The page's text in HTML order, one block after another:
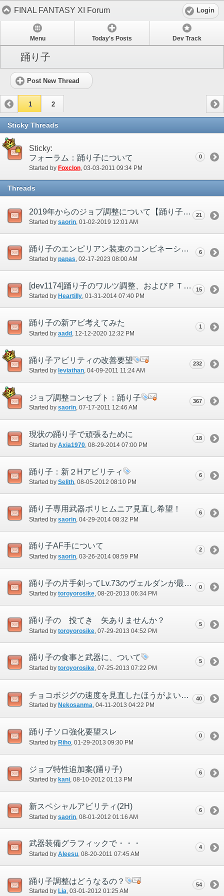
FINAL FANTASY XI Forum Login
Menu Today's Posts Dev Track
踊り子
Post New Thread
1 2
Sticky Threads
Sticky:
フォーラム：踊り子について
Started by Foxclon‎, 03-03-2011 09:34 PM
0
Threads
2019年からのジョブ調整について【踊り子】
Started by saorin ‎, 01-02-2019 12:01 AM
21
踊り子のエンピリアン装束のコンビネーションについて
Started by papas‎, 02-17-2023 08:00 AM
6
[dev1174]踊り子のワルツ調整、およびＰＴで活躍するための調整に関して
Started by Heartilly‎, 01-31-2014 07:40 PM
15
踊り子の新アビ考えてみた
Started by aadd ‎, 12-12-2020 12:32 PM
1
踊り子アビリティの改善要望
Started by leviathan‎, 04-09-2011 11:24 AM
232
ジョブ調整コンセプト：踊り子
Started by saorin‎, 07-17-2011 12:46 AM
367
現状の踊り子で頑張るために
Started by Axia1970 ‎, 08-29-2014 07:00 PM
18
踊り子：新２Hアビリティ
Started by Selith‎, 08-05-2012 08:10 PM
6
踊り子専用武器ポリヒムニア見直し希望！
Started by saorin ‎, 04-29-2014 08:32 PM
6
踊り子AF手について
Started by saorin‎, 03-26-2014 08:59 PM
2
踊り子の片手剣ってLv.73のヴェルダンが最大だけど、他は、無いのですか？
Started by toroyorosike‎, 08-20-2013 06:34 PM
0
踊り子の 投てき 矢ありませんか？
Started by toroyorosike ‎, 07-29-2013 04:52 PM
5
踊り子の食事と武器に、ついて
Started by toroyorosike‎, 07-25-2013 07:22 PM
5
チョコボジグの速度を見直したほうがよいのでは？
Started by Nekosanma‎, 04-11-2013 04:22 PM
40
踊り子ソロ強化要望スレ
Started by Riho ‎, 01-29-2013 09:30 PM
0
ジョブ特性追加案(踊り子)
Started by kani‎, 08-10-2012 01:13 PM
6
新スペシャルアビリティ(2H)
Started by saorin ‎, 08-01-2012 01:16 AM
6
武器装備グラフィックで・・・
Started by Aleesu‎, 08-20-2011 07:45 AM
4
踊り子調整はどうなるの？
Started by Lia‎, 03-01-2012 01:25 AM
54